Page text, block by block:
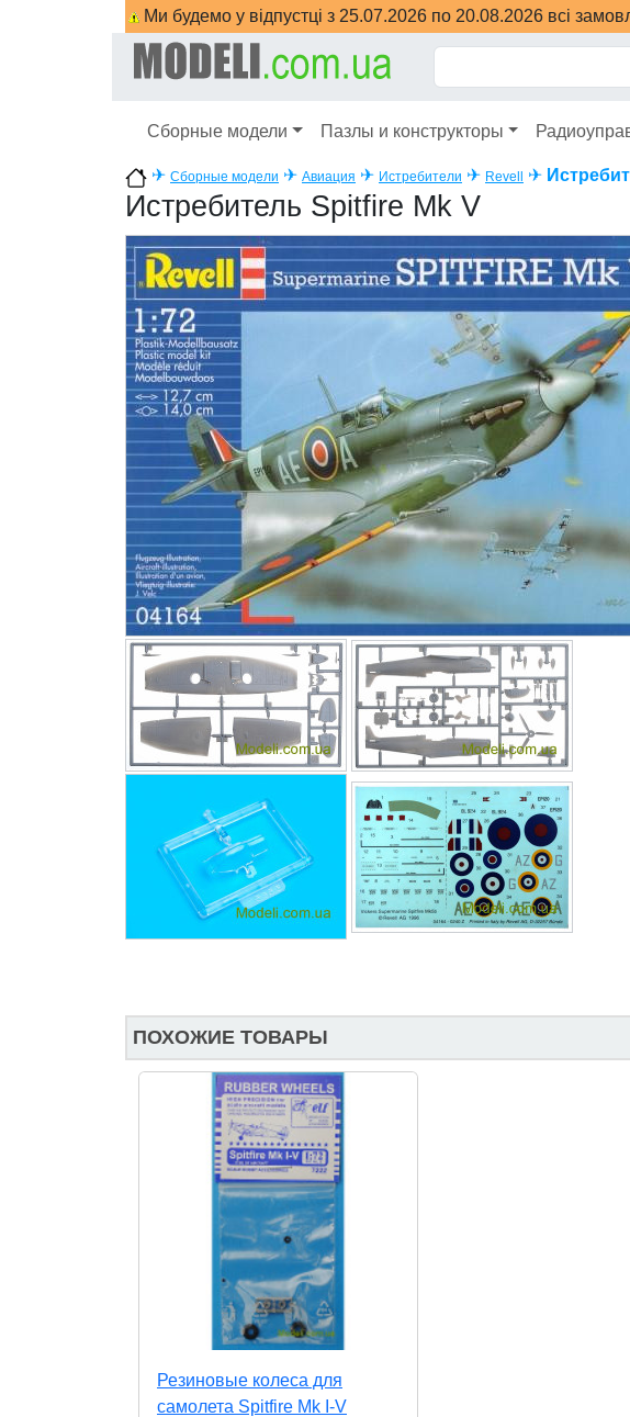
Ми будемо у відпустці з 25.07.2026 по 20.08.2026 всі
Сборные модели Пазлы и конструкторы
✈ Сборные модели ✈ Авиация ✈ Истребители ✈ Revell ✈
Истребитель Spitfire Mk V
ПОХОЖИЕ ТОВАРЫ
Резиновые колеса для
самолета Spitfire Mk I-V